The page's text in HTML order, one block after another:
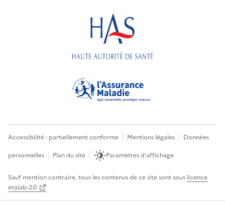
Accessibilité : partiellement conforme Mentions légales
Données
personnelles
Plan du site Paramètres d'affichage
Sauf mention contraire, tous les contenus de ce site sont sous licence
etalab-2.0